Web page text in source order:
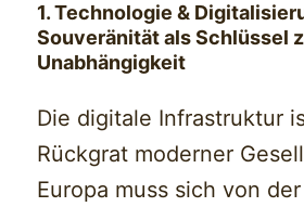
1. Technologie &
Souveränität als Schlüssel
Unabhängigkeit
Die digitale Infrastruktur
Rückgrat moderner
Europa muss sich von